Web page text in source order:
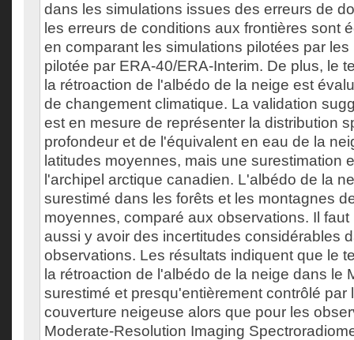
dans les simulations issues des erreurs de
les erreurs de conditions aux frontières sont
en comparant les simulations pilotées par
pilotée par ERA-40/ERA-Interim. De plus, le
la rétroaction de l'albédo de la neige est
de changement climatique. La validation
est en mesure de représenter la distribution
profondeur et de l'équivalent en eau de la
latitudes moyennes, mais une surestimation
l'archipel arctique canadien. L'albédo de la
surestimé dans les forêts et les montagnes
moyennes, comparé aux observations. Il faut
aussi y avoir des incertitudes considérables
observations. Les résultats indiquent que le
la rétroaction de l'albédo de la neige dans le
surestimé et presqu'entièrement contrôlé par
couverture neigeuse alors que pour les
Moderate-Resolution Imaging